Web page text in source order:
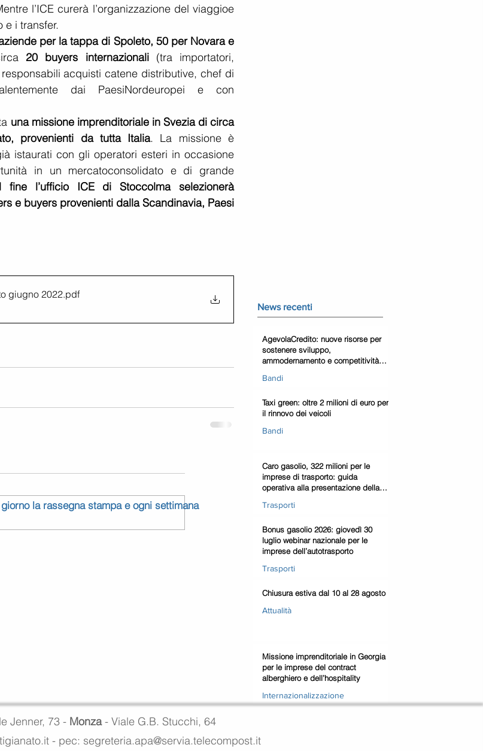
l’ICE curerà l’organizzazione del viaggioe
e i transfer.
per la tappa di Spoleto, 50 per Novara e
20 buyers internazionali (tra importatori,
acquisti catene distributive, chef di
dai PaesiNordeuropei e con
una missione imprenditoriale in Svezia di circa
provenienti da tutta Italia. La missione è
istaurati con gli operatori esteri in occasione
in un mercatoconsolidato e di grande
l’ufficio ICE di Stoccolma selezionerà
e buyers provenienti dalla Scandinavia, Paesi
giugno 2022.pdf
News recenti
AgevolaCredito: nuove risorse per
sostenere sviluppo,
ammodernamento e competitività
Bandi
Taxi green: oltre 2 milioni di euro per
il rinnovo dei veicoli
Bandi
Caro gasolio, 322 milioni per le
imprese di trasporto: guida
operativa alla presentazione della
Trasporti
Bonus gasolio 2026: giovedì 30
luglio webinar nazionale per le
imprese dell’autotrasporto
Trasporti
Chiusura estiva dal 10 al 28 agosto
Attualità
Missione imprenditoriale in Georgia
per le imprese del contract
alberghiero e dell’hospitality
Internazionalizzazione
la rassegna stampa e ogni settimana
Jenner, 73 - Monza- Viale G.B. Stucchi, 64
- pec: segreteria.apa@servia.telecompost.it